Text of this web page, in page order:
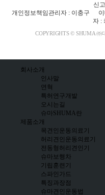
신
개인정보책임관리자 : 이충구
자 :
COPYRIGHTS © SHUMA ㈜
회사소개
인사말
연혁
특허연구개발
오시는길
슈마SHUMA란
제품소개
목견인운동의료기
허리견인운동의료기
전동형허리견인기
슈마보행차
기립훈련기
스파인가드
특징과장점
슈마견인운동법